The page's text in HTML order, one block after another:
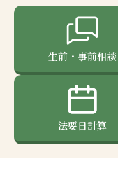
生前・事前相談
法要日計算